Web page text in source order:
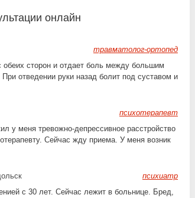
онлайн
травматолог-ортопед
сторон и отдает боль между большим
отведении руки назад болит под суставом и
психотерапевт
у меня тревожно-депрессивное расстройство
Сейчас жду приема. У меня возник
психиатр
с 30 лет. Сейчас лежит в больнице. Бред,